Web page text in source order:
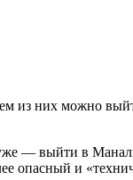
из них можно
— выйти в
опасный и